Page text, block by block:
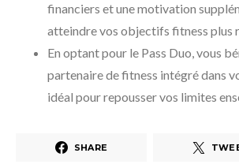
financiers et une motivation
atteindre vos objectifs fitness plus
En optant pour le Pass Duo, vous
partenaire de fitness intégré dans
idéal pour repousser vos limites
SHARE